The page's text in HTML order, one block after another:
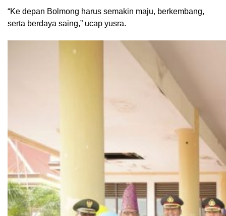
“Ke depan Bolmong harus semakin maju, berkembang,
serta berdaya saing,” ucap yusra.